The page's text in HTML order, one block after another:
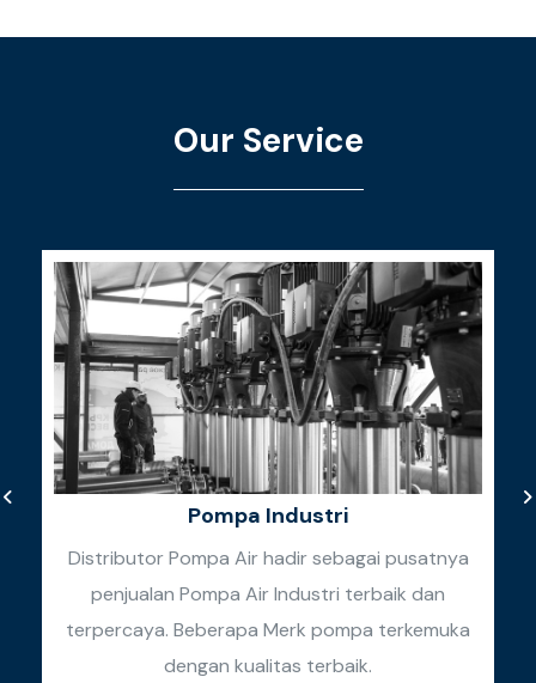
Our Service
Pompa Industri
Distributor Pompa Air hadir sebagai pusatnya
penjualan Pompa Air Industri terbaik dan
terpercaya. Beberapa Merk pompa terkemuka
dengan kualitas terbaik.